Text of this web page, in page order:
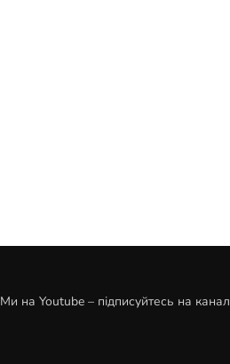
Ми на Youtube – підписуйтесь на канал